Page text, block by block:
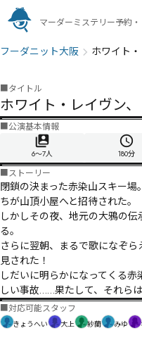
マーダーミステリー予約
フーダニット大阪 ホワイト
■タイトル
ホワイト・レイヴン
■公演基本情報
6〜7人 180分
■ストーリー
閉鎖の決まった赤染山スキー
ちが山頂小屋へと招待された。
しかしその夜、地元の大鴉の
る。
さらに翌朝、まるで歌になぞ
見された！
しだいに明らかになってくる
しい事故……果たして、それら
■対応可能スタッフ
きょうへい 大上 紗蘭 みゆ